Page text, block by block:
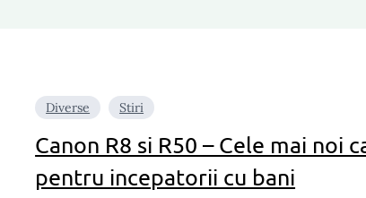
Diverse Stiri
Canon R8 si R50 – Cele mai noi
pentru incepatorii cu bani